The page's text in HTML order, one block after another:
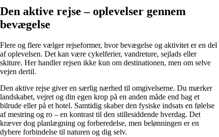
Den aktive rejse – oplevelser gennem
bevægelse
Flere og flere vælger rejseformer, hvor bevægelse og aktivitet er en del
af oplevelsen. Det kan være cykelferier, vandreture, sejlads eller
skiture. Her handler rejsen ikke kun om destinationen, men om selve
vejen dertil.
Den aktive rejse giver en særlig nærhed til omgivelserne. Du mærker
landskabet, vejret og din egen krop på en anden måde end bag et
bilrude eller på et hotel. Samtidig skaber den fysiske indsats en følelse
af mestring og ro – en kontrast til den stillesiddende hverdag. Det
kræver dog planlægning og forberedelse, men belønningen er en
dybere forbindelse til naturen og dig selv.